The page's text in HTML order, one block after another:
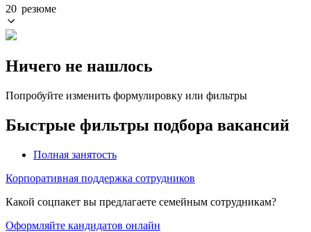
20 резюме
Ничего не нашлось
Попробуйте изменить формулировку или фильтры
Быстрые фильтры подбора вакансий
Полная занятость
Корпоративная поддержка сотрудников
Какой соцпакет вы предлагаете семейным сотрудникам?
Оформляйте кандидатов онлайн